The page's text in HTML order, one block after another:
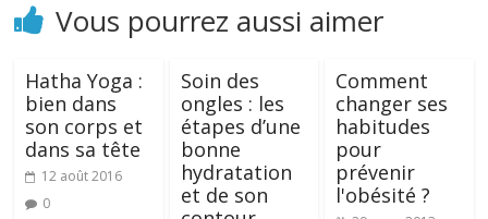
Vous pourrez aussi aimer
Hatha Yoga :
bien dans
son corps et
dans sa tête
12 août 2016
0
Soin des
ongles : les
étapes d’une
bonne
hydratation
et de son
Comment
changer ses
habitudes
pour
prévenir
l'obésité ?